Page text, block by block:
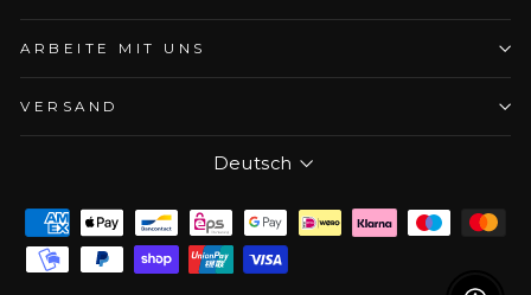
ARBEITE MIT UNS
VERSAND
Sprache
Deutsch